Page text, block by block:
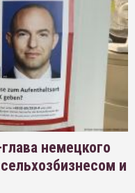
немецкого
и